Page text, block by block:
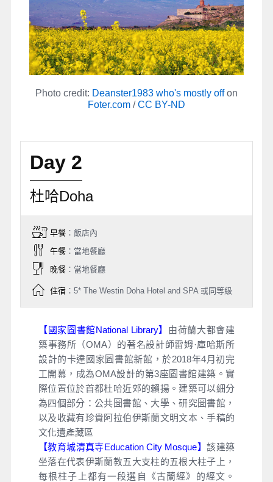
Photo credit: Deanster1983 who's mostly offon
Foter.com /CC BY-ND
Day 2
杜哈Doha
早餐：飯店內
午餐：當地餐廳
晚餐：當地餐廳
住宿：5* The Westin Doha Hotel and SPA 或同等級
【國家圖書館National Library】 由荷蘭大都會建
築事務所（OMA）的著名設計師雷姆·庫哈斯所
設計的卡達國家圖書館新館，於2018年4月初完
工開幕，成為OMA設計的第3座圖書館建築。實
際位置位於首都杜哈近郊的賴揚。建築可以細分
為四個部分：公共圖書館、大學、研究圖書館，
以及收藏有珍貴阿拉伯伊斯蘭文明文本、手稿的
文化遺產藏區
【教育城清真寺Education City Mosque】該建築
坐落在代表伊斯蘭教五大支柱的五根大柱子上，
每根柱子上都有一段選自《古蘭經》的經文。